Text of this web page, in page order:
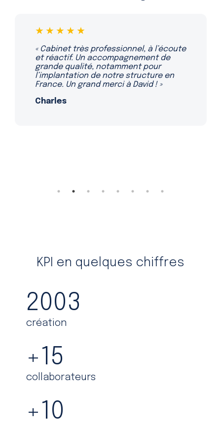
★★★★★
« Travailler avec ce cabinet a été une
expérience très positive pour notre
entreprise. L’équipe est compétente
et réactive. »
KPI en quelques chiffres
2003
création
+15
collaborateurs
+10